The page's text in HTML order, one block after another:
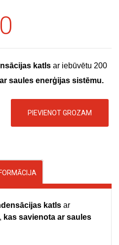
katls ar iebūvētu 200
saules enerģijas sistēmu.
PIEVIENOT GROZAM
katls ar
kas savienota ar saules